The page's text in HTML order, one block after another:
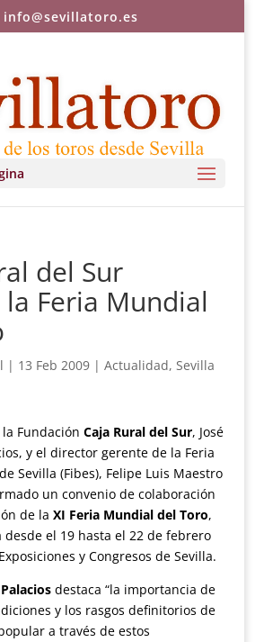
info@sevillatoro.es
del Sur
Feria Mundial
| 13 Feb 2009| Actualidad, Sevilla
Fundación Caja Rural del Sur, José
y el director gerente de la Feria
Sevilla (Fibes), Felipe Luis Maestro
un convenio de colaboración
de la XI Feria Mundial del Toro,
el 19 hasta el 22 de febrero
y Congresos de Sevilla.
destaca “la importancia de
y los rasgos definitorios de
a través de estos